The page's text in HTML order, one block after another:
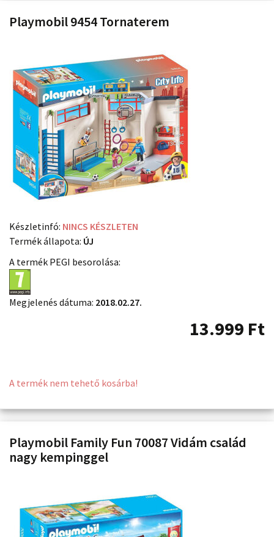
Playmobil 9454 Tornaterem
Készletinfó: NINCS KÉSZLETEN
Termék állapota: ÚJ
A termék PEGI besorolása:
Megjelenés dátuma: 2018.02.27.
13.999 Ft
A termék nem tehető kosárba!
Playmobil Family Fun 70087 Vidám család
nagy kempinggel